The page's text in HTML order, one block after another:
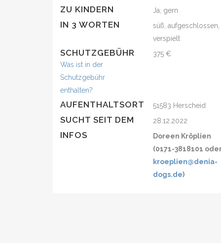
ZU KINDERN Ja, gern
IN 3 WORTEN
süß, aufgeschlossen,
verspielt
SCHUTZGEBÜHR
Was ist in der
Schutzgebühr
enthalten?
375 €
AUFENTHALTSORT 51583 Herscheid
SUCHT SEIT DEM 28.12.2022
INFOS
Doreen Kröplien
(0171-3818101
kroeplien@denia-
dogs.de)